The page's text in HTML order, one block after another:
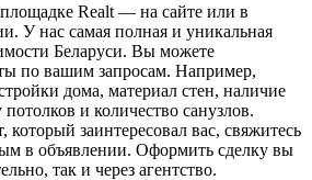
Realt — на сайте или в
У нас самая полная и уникальная
Беларуси. Вы можете
по вашим запросам. Например,
дома, материал стен, наличие
и количество санузлов.
который заинтересовал вас, свяжитесь
в объявлении. Оформить сделку вы
так и через агентство.